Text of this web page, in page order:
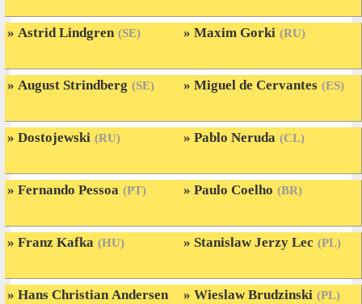
Astrid Lindgren (SE)
August Strindberg (SE)
Dostojewski (RU)
Fernando Pessoa (PT)
Franz Kafka (HU)
Hans Christian Andersen
Maxim Gorki (RU)
Miguel de Cervantes (ES)
Pablo Neruda (CL)
Paulo Coelho (BR)
Stanislaw Jerzy Lec (PL)
Wieslaw Brudzinski (PL)